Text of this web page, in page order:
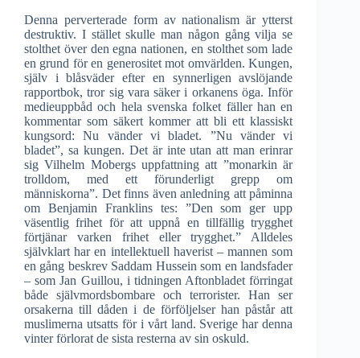
Denna perverterade form av nationalism är ytterst
destruktiv. I stället skulle man någon gång vilja se
stolthet över den egna nationen, en stolthet som lade
en grund för en generositet mot omvärlden. Kungen,
själv i blåsväder efter en synnerligen avslöjande
rapportbok, tror sig vara säker i orkanens öga. Inför
medieuppbåd och hela svenska folket fäller han en
kommentar som säkert kommer att bli ett klassiskt
kungsord: Nu vänder vi bladet. ”Nu vänder vi
bladet”, sa kungen. Det är inte utan att man erinrar
sig Vilhelm Mobergs uppfattning att ”monarkin är
trolldom, med ett förunderligt grepp om
människorna”. Det finns även anledning att påminna
om Benjamin Franklins tes: ”Den som ger upp
väsentlig frihet för att uppnå en tillfällig trygghet
förtjänar varken frihet eller trygghet.” Alldeles
självklart har en intellektuell haverist – mannen som
en gång beskrev Saddam Hussein som en landsfader
– som Jan Guillou, i tidningen Aftonbladet förringat
både självmordsbombare och terrorister. Han ser
orsakerna till dåden i de förföljelser han påstår att
muslimerna utsatts för i vårt land. Sverige har denna
vinter förlorat de sista resterna av sin oskuld.